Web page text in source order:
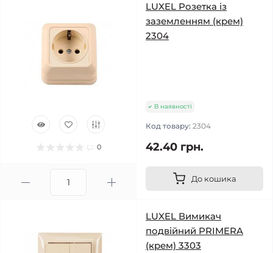
0
LUXEL Розетка із
заземленням (крем)
2304
В наявності
Код товару: 2304
42.40 грн.
До кошика
LUXEL Вимикач
подвійний PRIMERA
(крем) 3303